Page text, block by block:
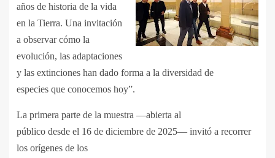
años de historia de la vida
en la Tierra. Una invitación
a observar cómo la
evolución, las adaptaciones
y las extinciones han dado forma a la diversidad de
especies que conocemos hoy”.
La primera parte de la muestra —abierta al
público desde el 16 de diciembre de 2025— invitó a recorrer
los orígenes de los